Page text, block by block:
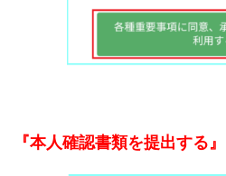
『本人確認書類を提出する』